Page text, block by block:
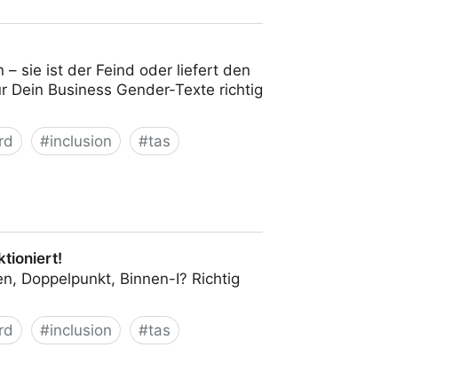
– sie ist der Feind oder liefert den
Dein Business Gender-Texte richtig
#inclusion #tas
Doppelpunkt, Binnen-I? Richtig
#inclusion #tas